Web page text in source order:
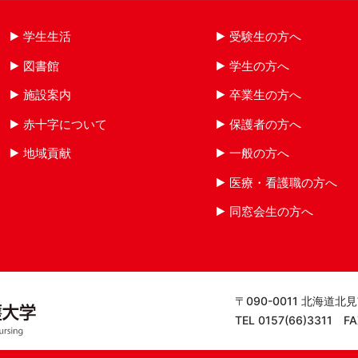
学生生活
図書館
施設案内
赤十字について
地域貢献
受験生の方へ
学生の方へ
卒業生の方へ
保護者の方へ
一般の方へ
医療・看護職の方へ
同窓会生の方へ
〒090-0011 北海道北
TEL 0157(66)3311